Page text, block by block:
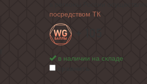
посредством ТК
в наличии на складе